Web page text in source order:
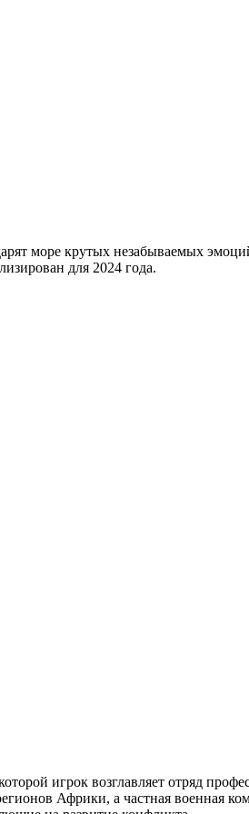
море крутых незабываемых
для 2024 года.
игрок возглавляет отряд
Африки, а частная военная